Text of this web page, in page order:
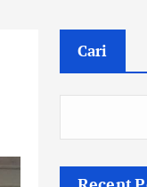
Cari